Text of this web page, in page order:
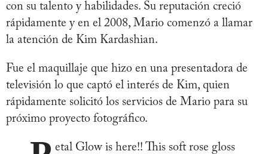
con su talento y habilidades. Su reputación creció
rápidamente y en el 2008, Mario comenzó a llamar
la atención de Kim Kardashian.
Fue el maquillaje que hizo en una presentadora de
televisión lo que captó el interés de Kim, quien
rápidamente solicitó los servicios de Mario para su
próximo proyecto fotográfico.
etal Glow is here!! This soft rose gloss